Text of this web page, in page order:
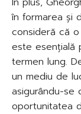
în formarea și
consideră că
este esențială
termen lung.
un mediu de
asigurându-se
oportunitatea